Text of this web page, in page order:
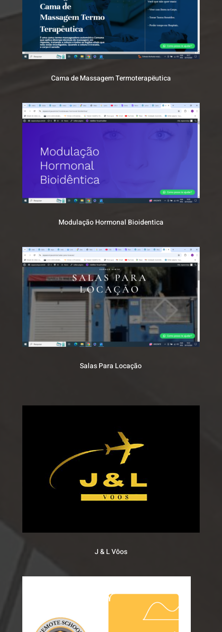
Cama de Massagem Termoterapëutica
Modulação Hormonal Bioidentica
Salas Para Locação
J & L Vôos